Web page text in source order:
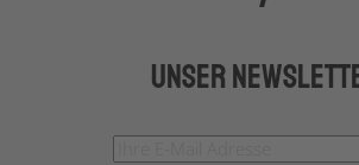
Unser